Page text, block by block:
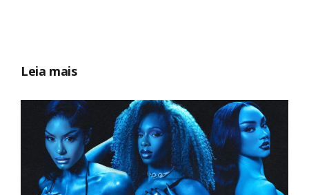
Leia mais